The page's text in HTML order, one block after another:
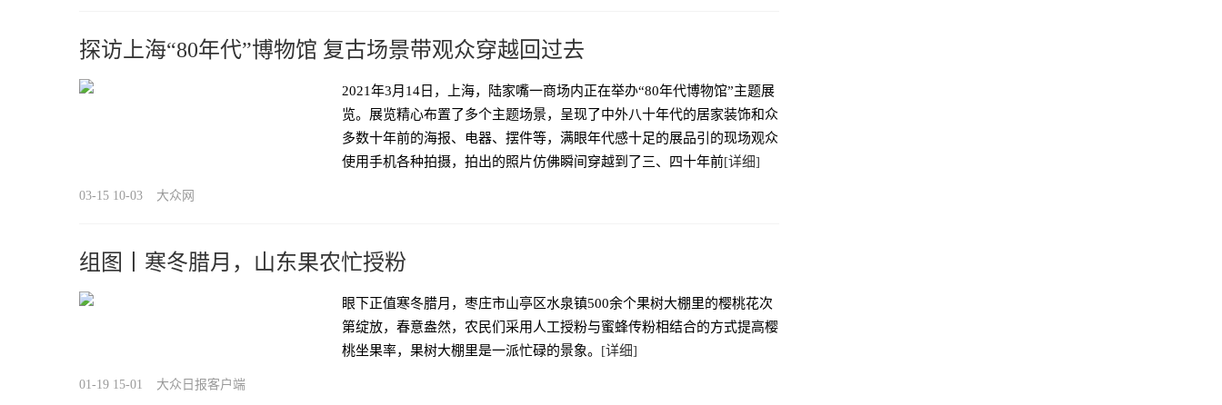
探访上海“80年代”博物馆 复古场景带观众穿越回过去
2021年3月14日，上海，陆家嘴一商场内正在举办“80年代博物馆”主题展
览。展览精心布置了多个主题场景，呈现了中外八十年代的居家装饰和众
多数十年前的海报、电器、摆件等，满眼年代感十足的展品引的现场观众
使用手机各种拍摄，拍出的照片仿佛瞬间穿越到了三、四十年前[详细]
03-15 10-03 大众网
组图丨寒冬腊月，山东果农忙授粉
眼下正值寒冬腊月，枣庄市山亭区水泉镇500余个果树大棚里的樱桃花次
第绽放，春意盎然，农民们采用人工授粉与蜜蜂传粉相结合的方式提高樱
桃坐果率，果树大棚里是一派忙碌的景象。 [详细]
01-19 15-01 大众日报客户端